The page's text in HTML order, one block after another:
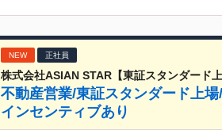
NEW 正社員
株式会社ASIAN STAR【東証スタンダード上
不動産営業/東証スタンダード上
インセンティブあり